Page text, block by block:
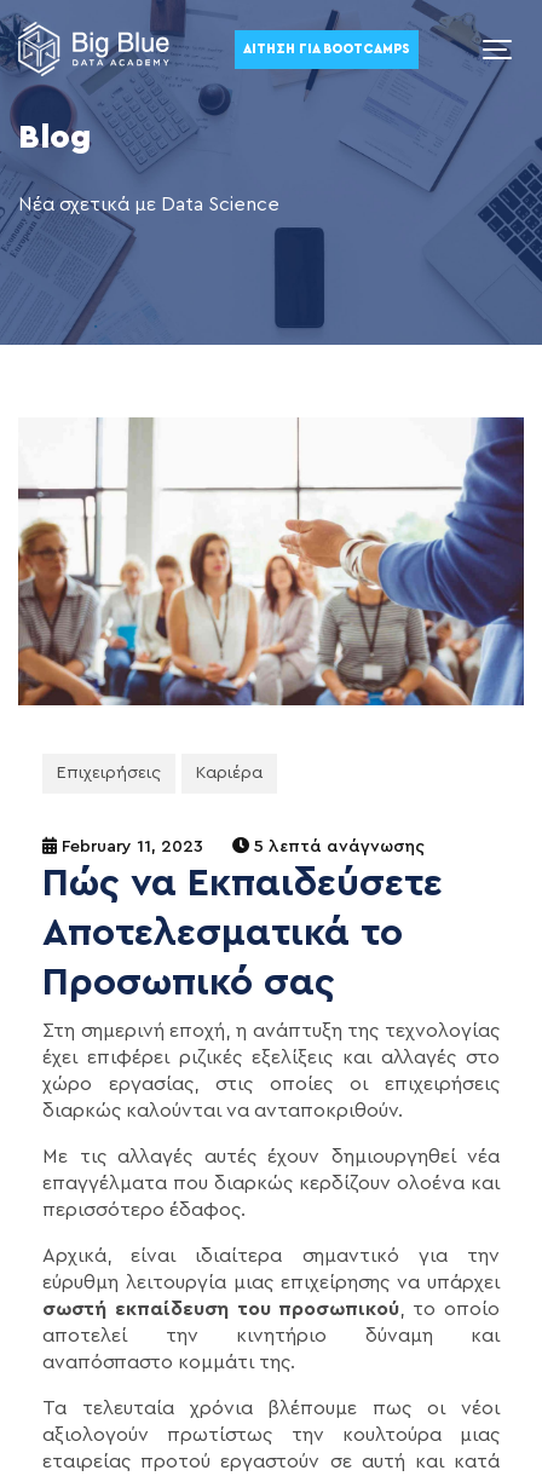
ΑΊΤΗΣΗ ΓΙΑ BOOTCAMPS
Blog
Νέα σχετικά με Data Science
Επιχειρήσεις Καριέρα
February 11, 2023 5 λεπτά ανάγνωσης
Πώς να Εκπαιδεύσετε
Αποτελεσματικά το
Προσωπικό σας
Στη σημερινή εποχή, η ανάπτυξη της τεχνολογίας
έχει επιφέρει ριζικές εξελίξεις και αλλαγές στο
χώρο εργασίας, στις οποίες οι επιχειρήσεις
διαρκώς καλούνται να ανταποκριθούν.
Με τις αλλαγές αυτές έχουν δημιουργηθεί νέα
επαγγέλματα που διαρκώς κερδίζουν ολοένα και
περισσότερο έδαφος.
Αρχικά, είναι ιδιαίτερα σημαντικό για την
εύρυθμη λειτουργία μιας επιχείρησης να υπάρχει
σωστή εκπαίδευση του προσωπικού , το οποίο
αποτελεί την κινητήριο δύναμη και
αναπόσπαστο κομμάτι της.
Τα τελευταία χρόνια βλέπουμε πως οι νέοι
αξιολογούν πρωτίστως την κουλτούρα μιας
εταιρείας προτού εργαστούν σε αυτή και κατά